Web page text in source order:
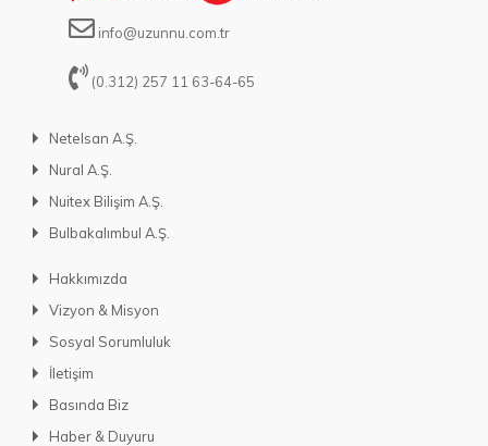
info@uzunnu.com.tr
(0.312) 257 11 63-64-65
Netelsan A.Ş.
Nural A.Ş.
Nuitex Bilişim A.Ş.
Bulbakalımbul A.Ş.
Hakkımızda
Vizyon & Misyon
Sosyal Sorumluluk
İletişim
Basında Biz
Haber & Duyuru